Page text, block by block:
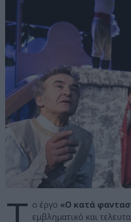
ο έργο «Ο κατά
εμβληματικό και